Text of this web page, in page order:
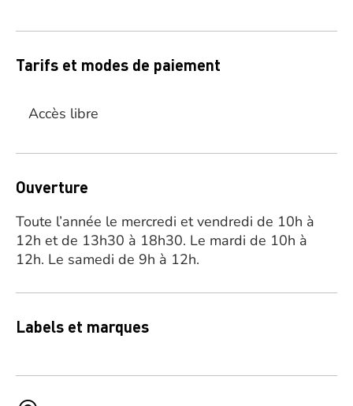
Tarifs et modes de paiement
Accès libre
Ouverture
Toute l’année le mercredi et vendredi de 10h à
12h et de 13h30 à 18h30. Le mardi de 10h à
12h. Le samedi de 9h à 12h.
Labels et marques